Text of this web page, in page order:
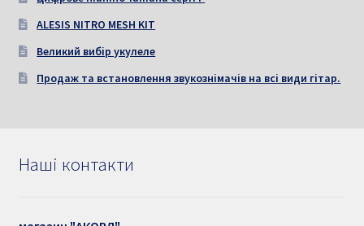
ALESIS NITRO MESH KIT
Великий вибір укулеле
Продаж та встановлення звукознімачів на всі види гітар.
Наші контакти